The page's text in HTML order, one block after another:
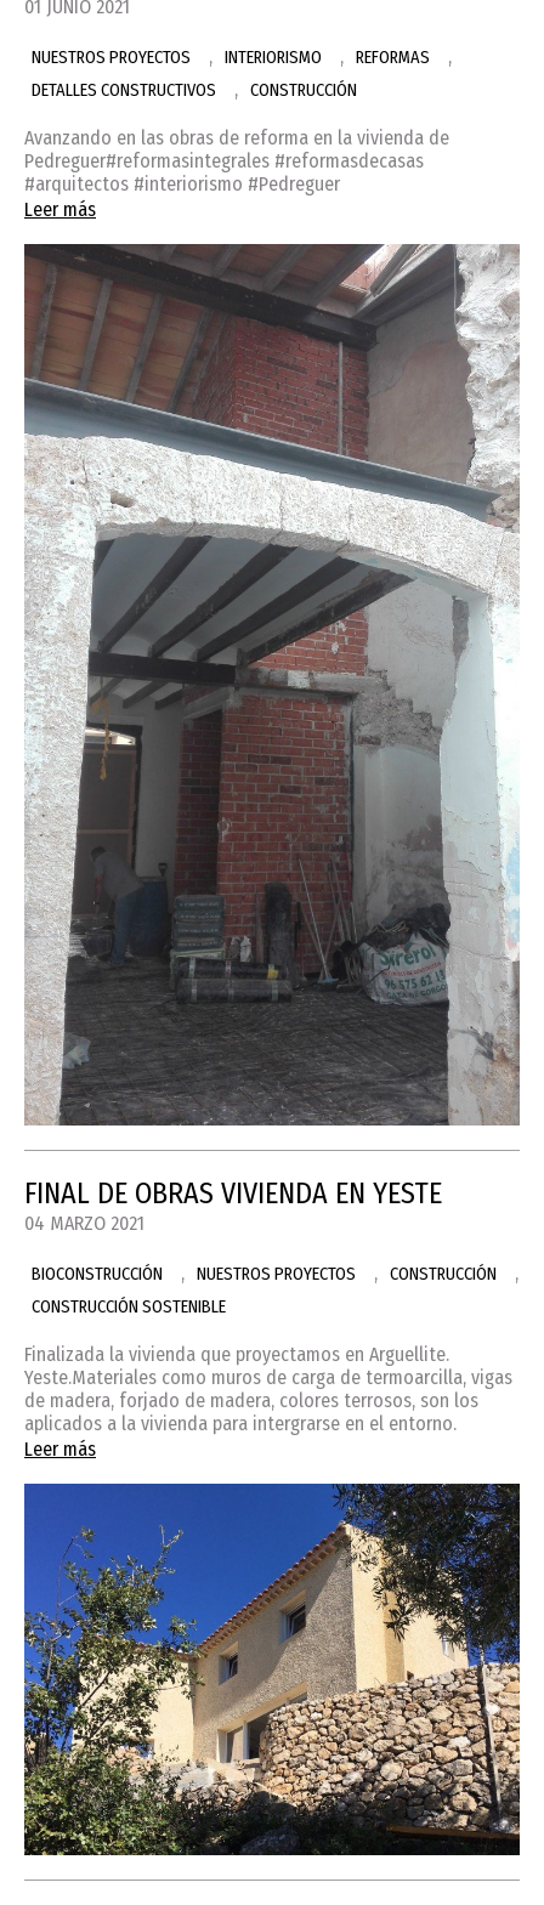
01 JUNIO 2021
NUESTROS PROYECTOS , INTERIORISMO , REFORMAS ,
DETALLES CONSTRUCTIVOS , CONSTRUCCIÓN
Avanzando en las obras de reforma en la vivienda de
Pedreguer#reformasintegrales #reformasdecasas
#arquitectos #interiorismo #Pedreguer
Leer más
FINAL DE OBRAS VIVIENDA EN YESTE
04 MARZO 2021
BIOCONSTRUCCIÓN , NUESTROS PROYECTOS , CONSTRUCCIÓN ,
CONSTRUCCIÓN SOSTENIBLE
Finalizada la vivienda que proyectamos en Arguellite.
Yeste.Materiales como muros de carga de termoarcilla, vigas
de madera, forjado de madera, colores terrosos, son los
aplicados a la vivienda para intergrarse en el entorno.
Leer más